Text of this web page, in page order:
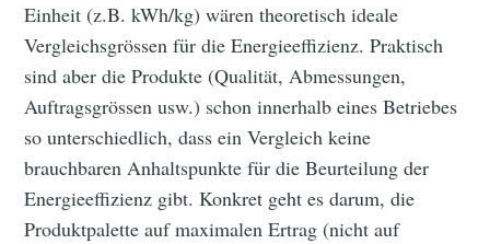
Einheit (z.B. kWh/kg) wären theoretisch ideale
Vergleichsgrössen für die Energieeffizienz. Praktisch
sind aber die Produkte (Qualität, Abmessungen,
Auftragsgrössen usw.) schon innerhalb eines Betriebes
so unterschiedlich, dass ein Vergleich keine
brauchbaren Anhaltspunkte für die Beurteilung der
Energieeffizienz gibt. Konkret geht es darum, die
Produktpalette auf maximalen Ertrag (nicht auf